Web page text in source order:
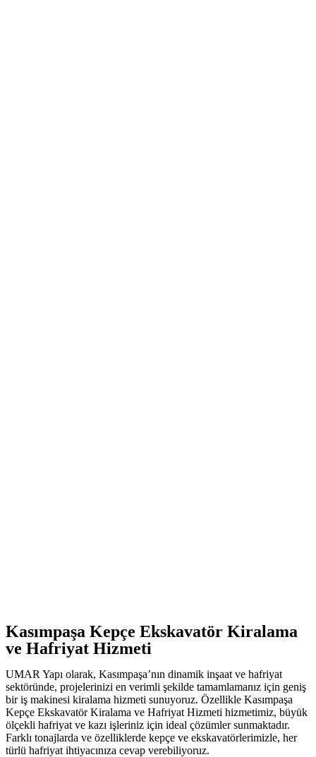
Kasımpaşa Kepçe Ekskavatör Kiralama
ve Hafriyat Hizmeti
UMAR Yapı olarak, Kasımpaşa’nın dinamik inşaat ve hafriyat
sektöründe, projelerinizi en verimli şekilde tamamlamanız için geniş
bir iş makinesi kiralama hizmeti sunuyoruz. Özellikle Kasımpaşa
Kepçe Ekskavatör Kiralama ve Hafriyat Hizmeti hizmetimiz, büyük
ölçekli hafriyat ve kazı işleriniz için ideal çözümler sunmaktadır.
Farklı tonajlarda ve özelliklerde kepçe ve ekskavatörlerimizle, her
türlü hafriyat ihtiyacınıza cevap verebiliyoruz.